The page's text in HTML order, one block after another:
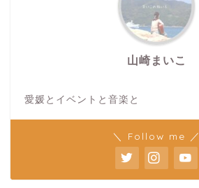
山崎まいこ
愛媛とイベントと音楽と
＼ Follow me ／